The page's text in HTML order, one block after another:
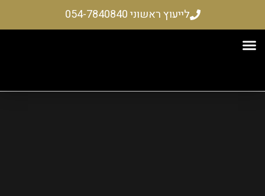
לייעוץ ראשוני 054-7840840